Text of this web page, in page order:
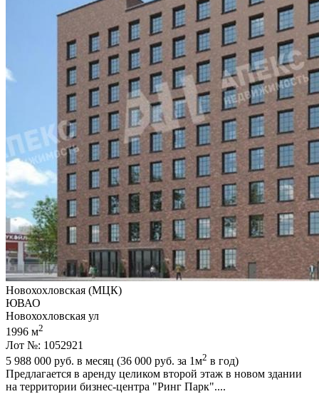
Новохохловская (МЦК)
ЮВАО
Новохохловская ул
1996 м2
Лот №: 1052921
5 988 000 руб. в месяц (36 000 руб. за 1м2 в год)
Предлагается в аренду целиком второй этаж в новом здании
на территории бизнес-центра "Ринг Парк"....